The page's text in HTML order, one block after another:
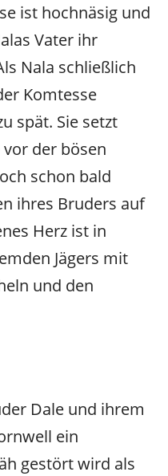
ist hochnäsig und
Vater ihr
Nala schließlich
Komtesse
spät. Sie setzt
der bösen
schon bald
ihres Bruders auf
Herz ist in
Jägers mit
und den
Dale und ihrem
ein
gestört wird als